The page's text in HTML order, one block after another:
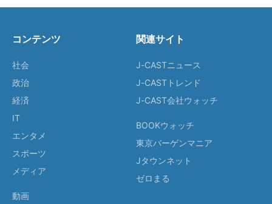
コンテンツ
社会
政治
経済
IT
エンタメ
スポーツ
メディア
動画
関連サイト
J-CASTニュース
J-CASTトレンド
J-CAST会社ウォッチ
BOOKウォッチ
東京バーゲンマニア
Jタウンネット
ゼロまる